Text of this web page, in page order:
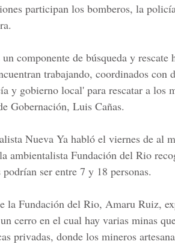
participan los bomberos, la
un componente de búsqueda y
trabajando, coordinados con
y gobierno local' para rescatar a los
Gobernación, Luis Cañas.
Nueva Ya habló el viernes de al
ambientalista Fundación del Rio
ser entre 7 y 18 personas.
la Fundación del Rio, Amaru Ruiz,
cerro en el cual hay varias minas
privadas, donde los mineros